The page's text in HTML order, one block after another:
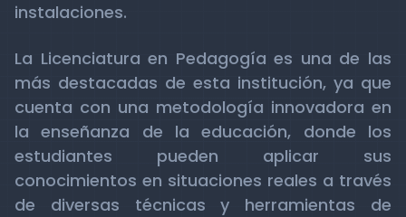
instalaciones.
La Licenciatura en Pedagogía es una de las
más destacadas de esta institución, ya que
cuenta con una metodología innovadora en
la enseñanza de la educación, donde los
estudiantes pueden aplicar sus
conocimientos en situaciones reales a través
de diversas técnicas y herramientas de